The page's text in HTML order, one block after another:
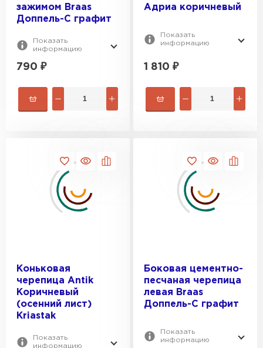
зажимом Braas
Доппель-С графит
Показать
информацию
790 ₽
Адриа коричневый
Показать
информацию
1 810 ₽
Коньковая
черепица Antik
Коричневый
(осенний лист)
Kriastak
Показать
информацию
Боковая цементно-
песчаная черепица
левая Braas
Доппель-С графит
Показать
информацию